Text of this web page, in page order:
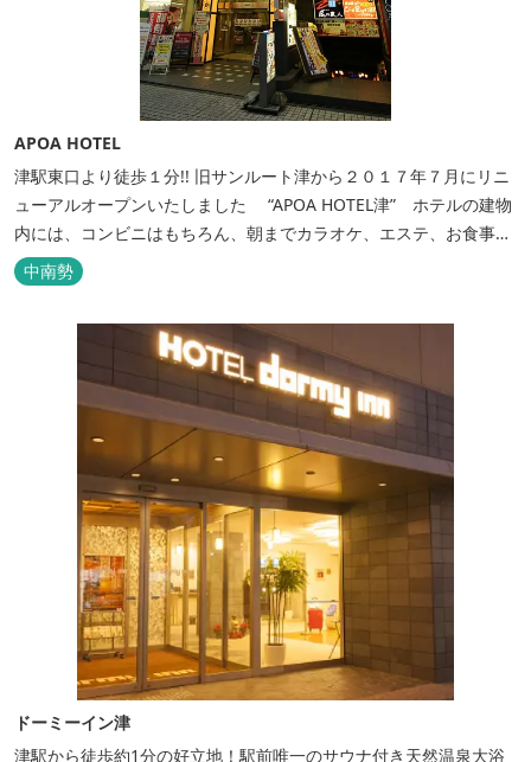
APOA HOTEL
津駅東口より徒歩１分!! 旧サンルート津から２０１７年７月にリニ
ューアルオープンいたしました “APOA HOTEL津” ホテルの建物
内には、コンビニはもちろん、朝までカラオケ、エステ、お食事も
いろいろなジャンルが楽しめます。 ホテル内施設 地下…創作料
理“舞の華” 居酒屋“風の蔵人” 居酒屋“居酒屋ならここが安いぜっ”
１階…コンビニエンスストア“ローソン” 和食“いせもん本店”...
中南勢
ドーミーイン津
津駅から徒歩約1分の好立地！駅前唯一のサウナ付き天然温泉大浴